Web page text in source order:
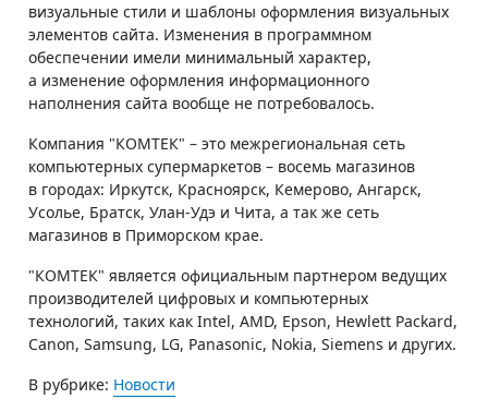
визуальные стили и шаблоны оформления визуальных
элементов сайта. Изменения в программном
обеспечении имели минимальный характер,
а изменение оформления информационного
наполнения сайта вообще не потребовалось.
Компания "КОМТЕК" – это межрегиональная сеть
компьютерных супермаркетов – восемь магазинов
в городах: Иркутск, Красноярск, Кемерово, Ангарск,
Усолье, Братск, Улан-Удэ и Чита, а так же сеть
магазинов в Приморском крае.
"КОМТЕК" является официальным партнером ведущих
производителей цифровых и компьютерных
технологий, таких как Intel, AMD, Epson, Hewlett Packard,
Canon, Samsung, LG, Panasonic, Nokia, Siemens и других.
В рубрике: Новости